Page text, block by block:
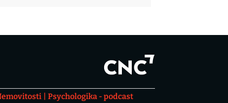
Psychologika - podcast